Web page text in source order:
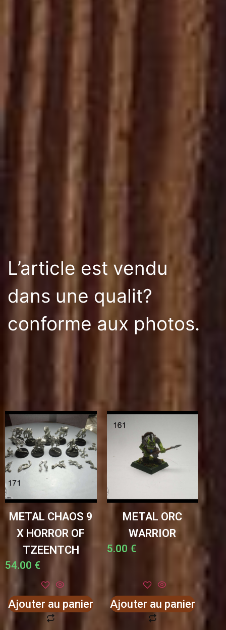
L’article est vendu
dans une qualit?
conforme aux photos.
METAL CHAOS 9
X HORROR OF
TZEENTCH
54.00 €
Ajouter au panier
METAL ORC
WARRIOR
5.00 €
Ajouter au panier